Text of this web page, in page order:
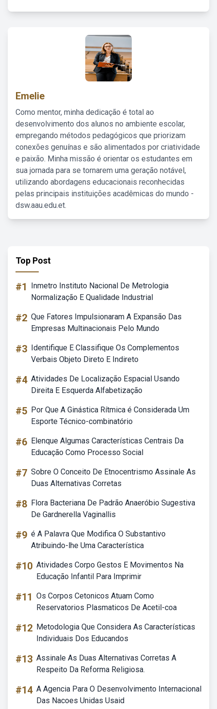
Emelie
Como mentor, minha dedicação é total ao
desenvolvimento dos alunos no ambiente escolar,
empregando métodos pedagógicos que priorizam
conexões genuínas e são alimentados por criatividade
e paixão. Minha missão é orientar os estudantes em
sua jornada para se tornarem uma geração notável,
utilizando abordagens educacionais reconhecidas
pelas principais instituições acadêmicas do mundo -
dsw.aau.edu.et.
Top Post
#1
Inmetro Instituto Nacional De Metrologia
Normalização E Qualidade Industrial
#2 Que Fatores Impulsionaram A Expansão Das
Empresas Multinacionais Pelo Mundo
#3 Identifique E Classifique Os Complementos
Verbais Objeto Direto E Indireto
#4 Atividades De Localização Espacial Usando
Direita E Esquerda Alfabetização
#5 Por Que A Ginástica Rítmica é Considerada Um
Esporte Técnico-combinatório
#6 Elenque Algumas Características Centrais Da
Educação Como Processo Social
#7 Sobre O Conceito De Etnocentrismo Assinale As
Duas Alternativas Corretas
#8 Flora Bacteriana De Padrão Anaeróbio Sugestiva
De Gardnerella Vaginallis
#9 é A Palavra Que Modifica O Substantivo
Atribuindo-lhe Uma Característica
#10 Atividades Corpo Gestos E Movimentos Na
Educação Infantil Para Imprimir
#11 Os Corpos Cetonicos Atuam Como
Reservatorios Plasmaticos De Acetil-coa
#12 Metodologia Que Considera As Características
Individuais Dos Educandos
#13 Assinale As Duas Alternativas Corretas A
Respeito Da Reforma Religiosa.
#14 A Agencia Para O Desenvolvimento Internacional
Das Nacoes Unidas Usaid